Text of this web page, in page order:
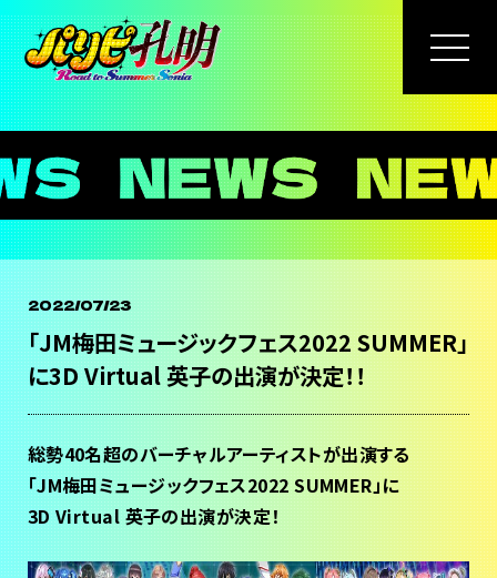
2022/07/23
「JM梅田ミュージックフェス2022 SUMMER」
に3D Virtual 英子の出演が決定！！
総勢40名超のバーチャルアーティストが出演する
「JM梅田ミュージックフェス2022 SUMMER」に
3D Virtual 英子の出演が決定！